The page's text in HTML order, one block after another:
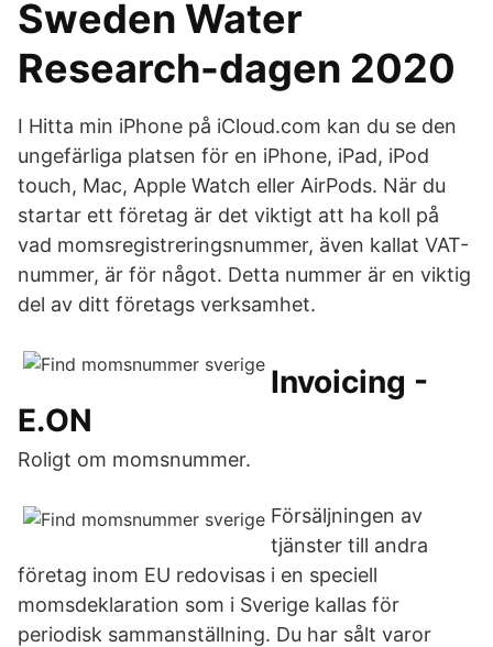
Sweden Water
Research-dagen 2020
I Hitta min iPhone på iCloud.com kan du se den
ungefärliga platsen för en iPhone, iPad, iPod
touch, Mac, Apple Watch eller AirPods. När du
startar ett företag är det viktigt att ha koll på
vad momsregistreringsnummer, även kallat VAT-
nummer, är för något. Detta nummer är en viktig
del av ditt företags verksamhet.
Invoicing -
E.ON
Roligt om momsnummer.
Försäljningen av
tjänster till andra
företag inom EU redovisas i en speciell
momsdeklaration som i Sverige kallas för
periodisk sammanställning. Du har sålt varor